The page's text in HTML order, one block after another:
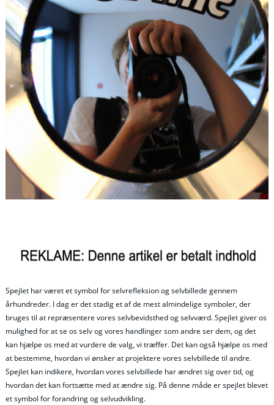
Spejlet har været et symbol for selvrefleksion og selvbillede gennem
århundreder. I dag er det stadig et af de mest almindelige symboler, der
bruges til at repræsentere vores selvbevidsthed og selvværd. Spejlet giver os
mulighed for at se os selv og vores handlinger som andre ser dem, og det
kan hjælpe os med at vurdere de valg, vi træffer. Det kan også hjælpe os med
at bestemme, hvordan vi ønsker at projektere vores selvbillede til andre.
Spejlet kan indikere, hvordan vores selvbillede har ændret sig over tid, og
hvordan det kan fortsætte med at ændre sig. På denne måde er spejlet blevet
et symbol for forandring og selvudvikling.